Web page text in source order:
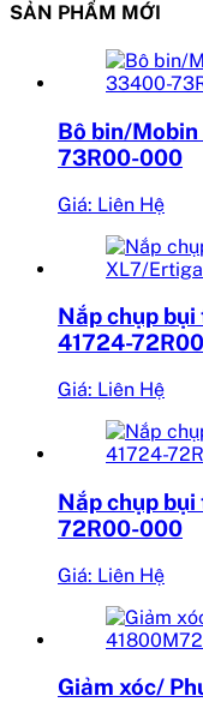
SẢN PHẨM MỚI
Bô bin/
73R00-000
Giá: Liên Hệ
Nắp chụp
41724-
Giá: Liên Hệ
Nắp chụp
72R00-000
Giá: Liên Hệ
Giảm xóc/